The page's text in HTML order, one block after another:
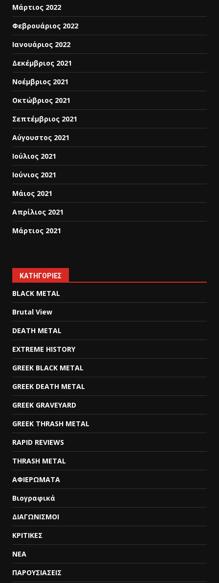
Μάρτιος 2022
Φεβρουάριος 2022
Ιανουάριος 2022
Δεκέμβριος 2021
Νοέμβριος 2021
Οκτώβριος 2021
Σεπτέμβριος 2021
Αύγουστος 2021
Ιούλιος 2021
Ιούνιος 2021
Μάιος 2021
Απρίλιος 2021
Μάρτιος 2021
KΑΤΗΓΟΡΊΕΣ
BLACK METAL
Brutal View
DEATH METAL
EXTREME HISTORY
GREEK BLACK METAL
GREEK DEATH METAL
GREEK GRAVEYARD
GREEK THRASH METAL
RAPID REVIEWS
THRASH METAL
ΑΦΙΕΡΩΜΑΤΑ
Βιογραφικά
ΔΙΑΓΩΝΙΣΜΟΙ
ΚΡΙΤΙΚΕΣ
ΝΕΑ
ΠΑΡΟΥΣΙΑΣΕΙΣ